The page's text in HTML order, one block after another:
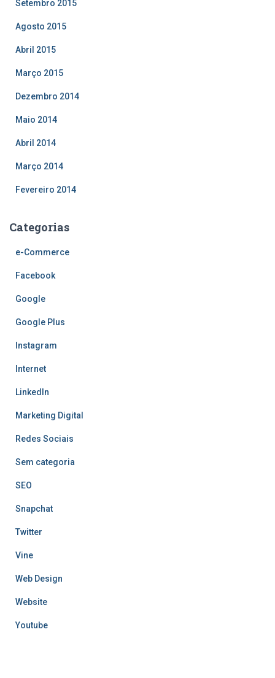
Setembro 2015
Agosto 2015
Abril 2015
Março 2015
Dezembro 2014
Maio 2014
Abril 2014
Março 2014
Fevereiro 2014
Categorias
e-Commerce
Facebook
Google
Google Plus
Instagram
Internet
LinkedIn
Marketing Digital
Redes Sociais
Sem categoria
SEO
Snapchat
Twitter
Vine
Web Design
Website
Youtube